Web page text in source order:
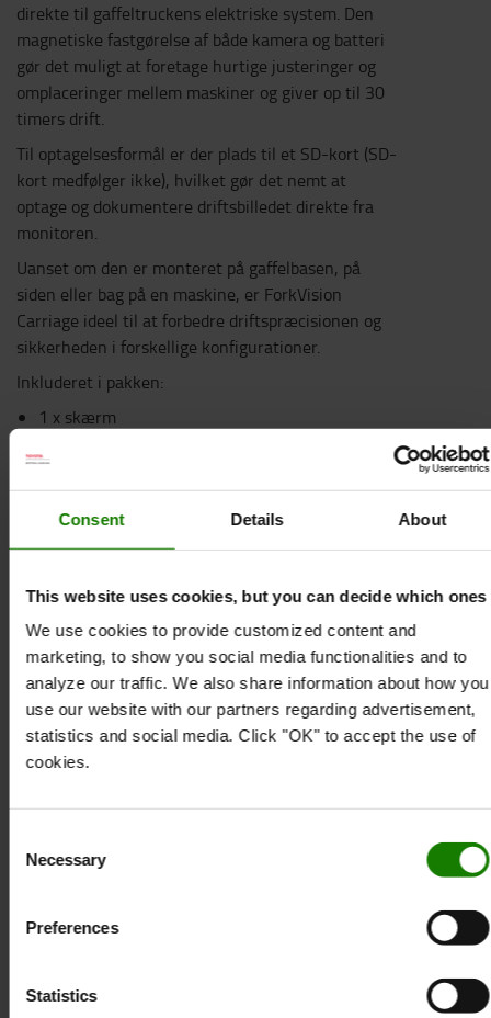
Consent Details About
This website uses cookies, but you can decide which ones
We use cookies to provide customized content and
marketing, to show you social media functionalities and to
analyze our traffic. We also share information about how you
use our website with our partners regarding advertisement,
statistics and social media. Click "OK" to accept the use of
cookies.
Selection
Necessary
Preferences
Statistics
direkte til gaffeltruckens elektriske system. Den
magnetiske fastgørelse af både kamera og batteri
gør det muligt at foretage hurtige justeringer og
omplaceringer mellem maskiner og giver op til 30
timers drift.
Til optagelsesformål er der plads til et SD-kort (SD-
kort medfølger ikke), hvilket gør det nemt at
optage og dokumentere driftsbilledet direkte fra
monitoren.
Uanset om den er monteret på gaffelbasen, på
siden eller bag på en maskine, er ForkVision
Carriage ideel til at forbedre driftspræcisionen og
sikkerheden i forskellige konfigurationer.
Inkluderet i pakken:
1 x skærm
1 x PowerBank 25000
1 x 3 dBi-antenne
1 x 5 dBi-antenne
1 x strømkabel til kamera
1 x 12 V skærmadapter
1 x Sugebeslag
1 x Solskærm til monitor
1 x Kort kamerabeslag
1 x Højt kamerabeslag
1 x Vægbeslag til monitor
*Bredde: 230 mm (pakke)
*Højde: 130 mm (pakke)
*Farve: Sort
*Driftsfrekvens: 2403 -2478 MHz